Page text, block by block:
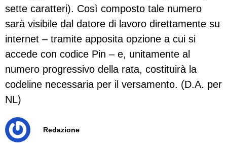
sette caratteri). Così composto tale numero
sarà visibile dal datore di lavoro direttamente su
internet – tramite apposita opzione a cui si
accede con codice Pin – e, unitamente al
numero progressivo della rata, costituirà la
codeline necessaria per il versamento. (D.A. per
NL)
Redazione